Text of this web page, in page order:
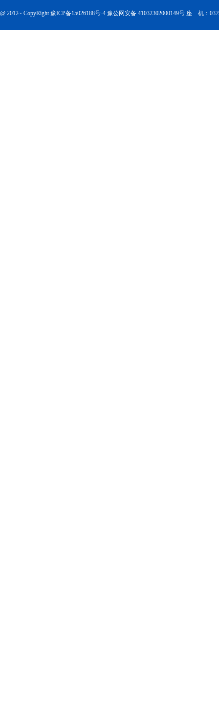
@ 2012~ CopyRight豫ICP备15026188号-4 豫公网安备 41032302000149号 座 机：